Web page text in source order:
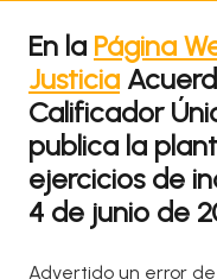
En la Página
Justicia
Calificador
publica la
ejercicios de
4 de junio de
Advertido un error